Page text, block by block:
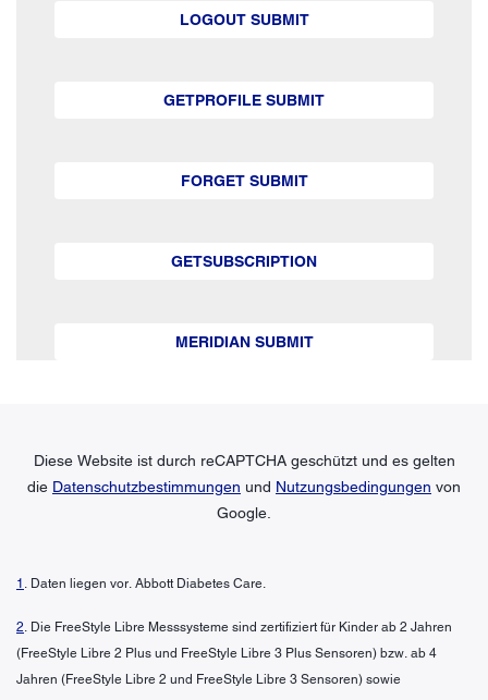
LOGOUT SUBMIT
GETPROFILE SUBMIT
FORGET SUBMIT
GETSUBSCRIPTION
MERIDIAN SUBMIT
Diese Website ist durch reCAPTCHA geschützt und es gelten
die Datenschutzbestimmungen und Nutzungsbedingungen von
Google.
1 . Daten liegen vor. Abbott Diabetes Care.
2. Die FreeStyle Libre Messsysteme sind zertifiziert für Kinder ab 2 Jahren
(FreeStyle Libre 2 Plus und FreeStyle Libre 3 Plus Sensoren) bzw. ab 4
Jahren (FreeStyle Libre 2 und FreeStyle Libre 3 Sensoren) sowie